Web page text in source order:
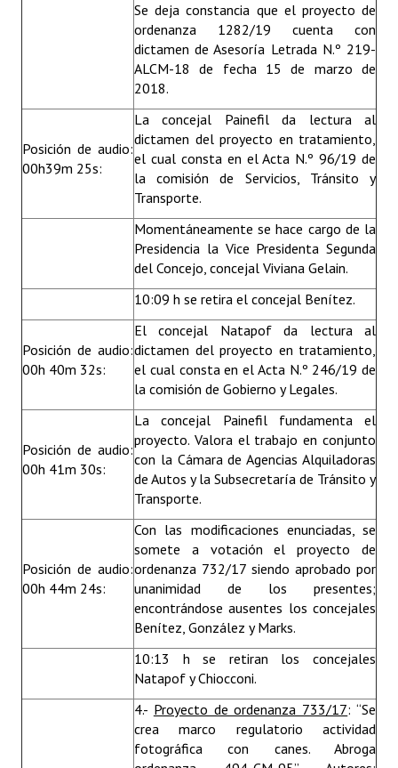
Se deja constancia que el proyecto de
ordenanza 1282/19 cuenta con
dictamen de Asesoría Letrada N.º 219-
ALCM-18 de fecha 15 de marzo de
2018.
Posición de audio:
00h39m 25s:
La concejal Painefil da lectura al
dictamen del proyecto en tratamiento,
el cual consta en el Acta N.º 96/19 de
la comisión de Servicios, Tránsito y
Transporte.
Momentáneamente se hace cargo de la
Presidencia la Vice Presidenta Segunda
del Concejo, concejal Viviana Gelain.
10:09 h se retira el concejal Benítez.
Posición de audio:
00h 40m 32s:
El concejal Natapof da lectura al
dictamen del proyecto en tratamiento,
el cual consta en el Acta N.º 246/19 de
la comisión de Gobierno y Legales.
Posición de audio:
00h 41m 30s:
La concejal Painefil fundamenta el
proyecto. Valora el trabajo en conjunto
con la Cámara de Agencias Alquiladoras
de Autos y la Subsecretaría de Tránsito y
Transporte.
Posición de audio:
00h 44m 24s:
Con las modificaciones enunciadas, se
somete a votación el proyecto de
ordenanza 732/17 siendo aprobado por
unanimidad de los presentes;
encontrándose ausentes los concejales
Benítez, González y Marks.
10:13 h se retiran los concejales
Natapof y Chiocconi.
4.- Proyecto de ordenanza 733/17: “Se
crea marco regulatorio actividad
fotográfica con canes. Abroga